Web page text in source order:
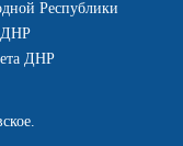
Республики
ДНР
ДНР